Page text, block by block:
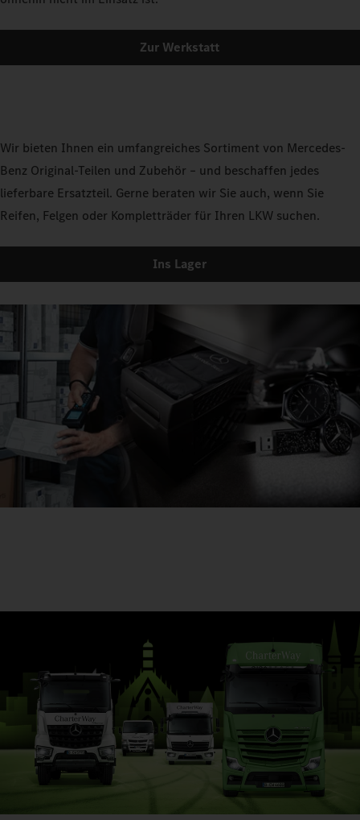
Zur Werkstatt
Wir bieten Ihnen ein umfangreiches Sortiment von Mercedes-
Benz Original-Teilen und Zubehör – und beschaffen jedes
lieferbare Ersatzteil. Gerne beraten wir Sie auch, wenn Sie
Reifen, Felgen oder Kompletträder für Ihren LKW suchen.
Ins Lager